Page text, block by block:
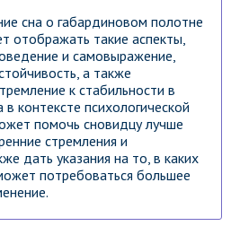
сна о габардиновом полотне
отображать такие аспекты,
и самовыражение,
а также
к стабильности в
контексте психологической
помочь сновидцу лучше
стремления и
дать указания на то, в каких
потребоваться большее